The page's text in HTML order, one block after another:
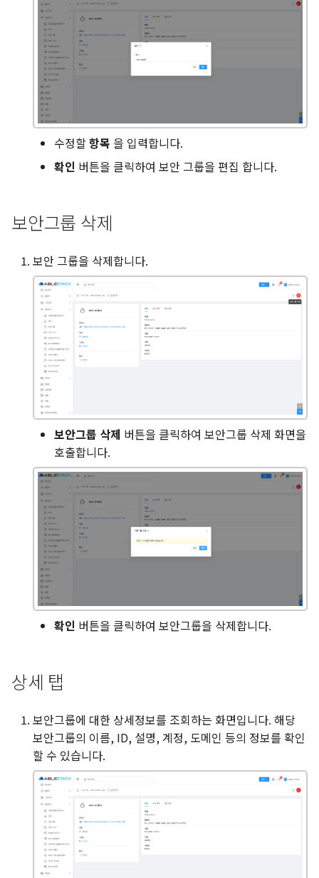
수정할항목 을 입력합니다.
확인 버튼을 클릭하여 보안 그룹을 편집 합니다.
보안그룹 삭제
보안 그룹을 삭제합니다.
보안그룹 삭제 버튼을 클릭하여 보안그룹 삭제 화면을
호출합니다.
확인 버튼을 클릭하여 보안그룹을 삭제합니다.
상세 탭
보안그룹에 대한 상세정보를 조회하는 화면입니다. 해당
보안그룹의 이름, ID, 설명, 계정, 도메인 등의 정보를 확인
할 수 있습니다.